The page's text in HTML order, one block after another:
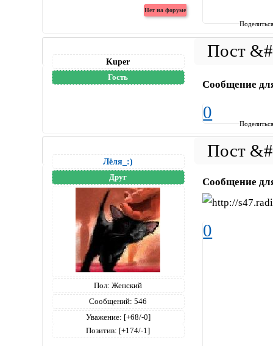
Kuper
Гость
Сообщение
0
Лёля_:)
Друг
Пол: Женский
Сообщений: 546
Уважение: [+68/-0]
Позитив: [+174/-1]
Сообщение
0